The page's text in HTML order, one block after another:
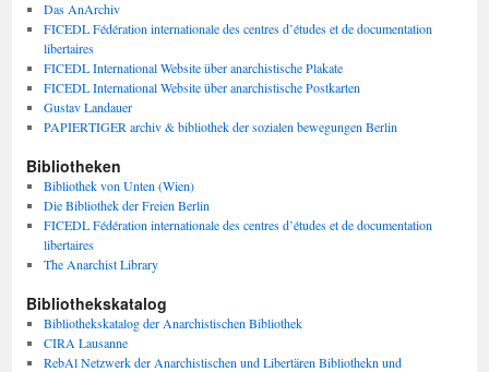
Das AnArchiv
FICEDL Fédération internationale des centres d’études et de documentation
libertaires
FICEDL International Website über anarchistische Plakate
FICEDL International Website über anarchistische Postkarten
Gustav Landauer
PAPIERTIGER archiv & bibliothek der sozialen bewegungen Berlin
Bibliotheken
Bibliothek von Unten (Wien)
Die Bibliothek der Freien Berlin
FICEDL Fédération internationale des centres d’études et de documentation
libertaires
The Anarchist Library
Bibliothekskatalog
Bibliothekskatalog der Anarchistischen Bibliothek
CIRA Lausanne
RebAl Netzwerk der Anarchistischen und Libertären Bibliothekn und